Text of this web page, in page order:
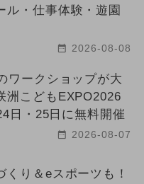
ル・仕事体験・遊園
2026-08-08
ワークショップが大
洲こどもEXPO2026
日・25日に無料開催
2026-08-07
くり＆eスポーツも！